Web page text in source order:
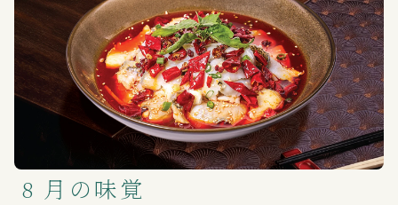
8 月の味覚